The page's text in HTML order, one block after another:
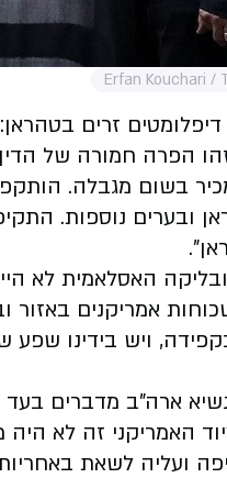
זרים
הפרה חמורה של
בשום מגבלה.
ובערים נוספות.
האסלאמית לא
אמריקנים
ויש בידינו שפע
ארה"ב מדברים בעד
האמריקני זה לא היה
ועליה לשאת